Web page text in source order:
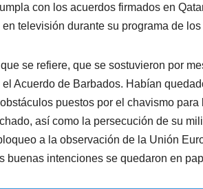
con los acuerdos firmados en
televisión durante su programa de
se refiere, que se sostuvieron por
Acuerdo de Barbados. Habían
puestos por el chavismo
así como la persecución de su
a la observación de la Unión
buenas intenciones se quedaron en